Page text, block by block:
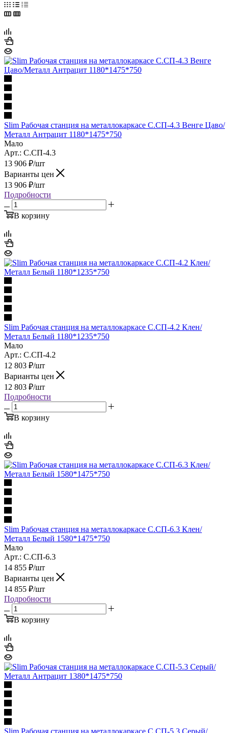
Slim Рабочая станция на металлокаркасе С.СП-4.3 Венге Цаво/
Металл Антрацит 1180*1475*750
Мало
Арт.: С.СП-4.3
13 906 ₽/шт
Варианты цен
13 906 ₽/шт
Подробности
В корзину
Slim Рабочая станция на металлокаркасе С.СП-4.2 Клен/
Металл Белый 1180*1235*750
Мало
Арт.: С.СП-4.2
12 803 ₽/шт
Варианты цен
12 803 ₽/шт
Подробности
В корзину
Slim Рабочая станция на металлокаркасе С.СП-6.3 Клен/
Металл Белый 1580*1475*750
Мало
Арт.: С.СП-6.3
14 855 ₽/шт
Варианты цен
14 855 ₽/шт
Подробности
В корзину
Slim Рабочая станция на металлокаркасе С.СП-5.3 Серый/